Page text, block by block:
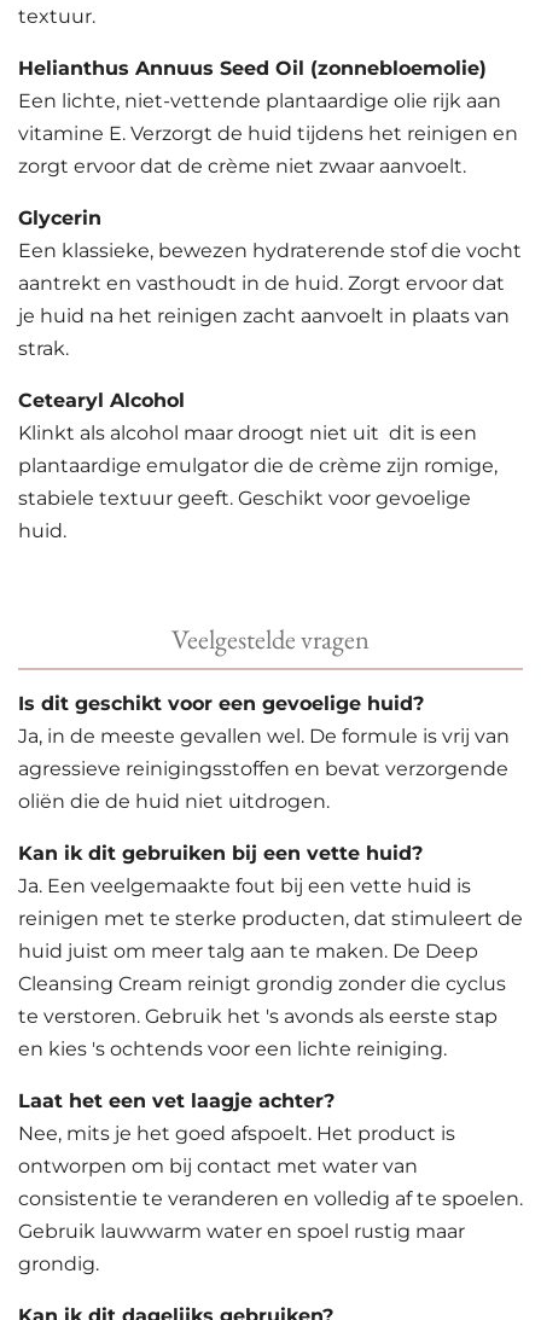
textuur.
Helianthus Annuus Seed Oil (zonnebloemolie)
Een lichte, niet-vettende plantaardige olie rijk aan
vitamine E. Verzorgt de huid tijdens het reinigen en
zorgt ervoor dat de crème niet zwaar aanvoelt.
Glycerin
Een klassieke, bewezen hydraterende stof die vocht
aantrekt en vasthoudt in de huid. Zorgt ervoor dat
je huid na het reinigen zacht aanvoelt in plaats van
strak.
Cetearyl Alcohol
Klinkt als alcohol maar droogt niet uit dit is een
plantaardige emulgator die de crème zijn romige,
stabiele textuur geeft. Geschikt voor gevoelige
huid.
Veelgestelde vragen
Is dit geschikt voor een gevoelige huid?
Ja, in de meeste gevallen wel. De formule is vrij van
agressieve reinigingsstoffen en bevat verzorgende
oliën die de huid niet uitdrogen.
Kan ik dit gebruiken bij een vette huid?
Ja. Een veelgemaakte fout bij een vette huid is
reinigen met te sterke producten, dat stimuleert de
huid juist om meer talg aan te maken. De Deep
Cleansing Cream reinigt grondig zonder die cyclus
te verstoren. Gebruik het 's avonds als eerste stap
en kies 's ochtends voor een lichte reiniging.
Laat het een vet laagje achter?
Nee, mits je het goed afspoelt. Het product is
ontworpen om bij contact met water van
consistentie te veranderen en volledig af te spoelen.
Gebruik lauwwarm water en spoel rustig maar
grondig.